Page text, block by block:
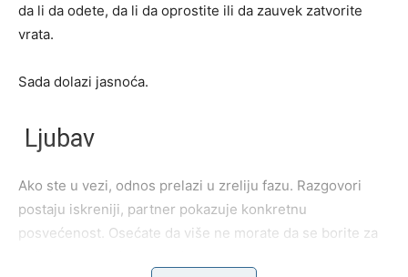
da li da odete, da li da oprostite ili da zauvek zatvorite
vrata.
Sada dolazi jasnoća.
Ljubav
Ako ste u vezi, odnos prelazi u zreliju fazu. Razgovori
postaju iskreniji, partner pokazuje konkretnu
posvećenost. Osećate da više ne morate da se borite za